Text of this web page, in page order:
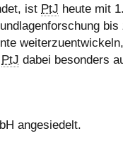
ist PtJ heute mit
PtJ dabei besonders
angesiedelt.